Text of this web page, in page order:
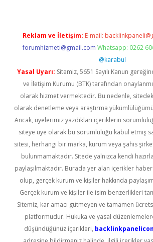
Reklam ve İletişim: E-mail:
forumhizmeti@gmail.com Whatsapp: 0262
@karabul
Yasal Uyarı: Sitemiz, 5651 Sayılı Kanun
ve İletişim Kurumu (BTK) tarafından
olarak hizmet vermektedir. Bu nedenle,
olarak denetleme veya araştırma
Ancak, üyelerimiz yazdıkları içeriklerin
siteye üye olarak bu sorumluluğu kabul etmiş
sitesi, herhangi bir marka, kurum veya şahıs
bulunmamaktadır. Sitede yalnızca kendi
paylaşılmaktadır. Burada yer alan içerikler
olup, gerçek kurum ve kişiler hakkında
Gerçek kurum ve kişiler ile isim benzerlikleri
Sitemiz, kar amacı gütmeyen ve tamamen
platformudur. Hukuka ve yasal
düşündüğünüz içerikleri,